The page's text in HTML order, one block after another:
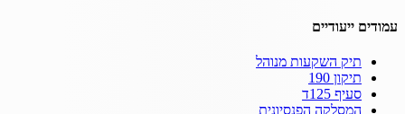
עמודים ייעודיים
תיק השקעות מנוהל
תיקון 190
סעיף 125ד
המסלקה הפנסיונית